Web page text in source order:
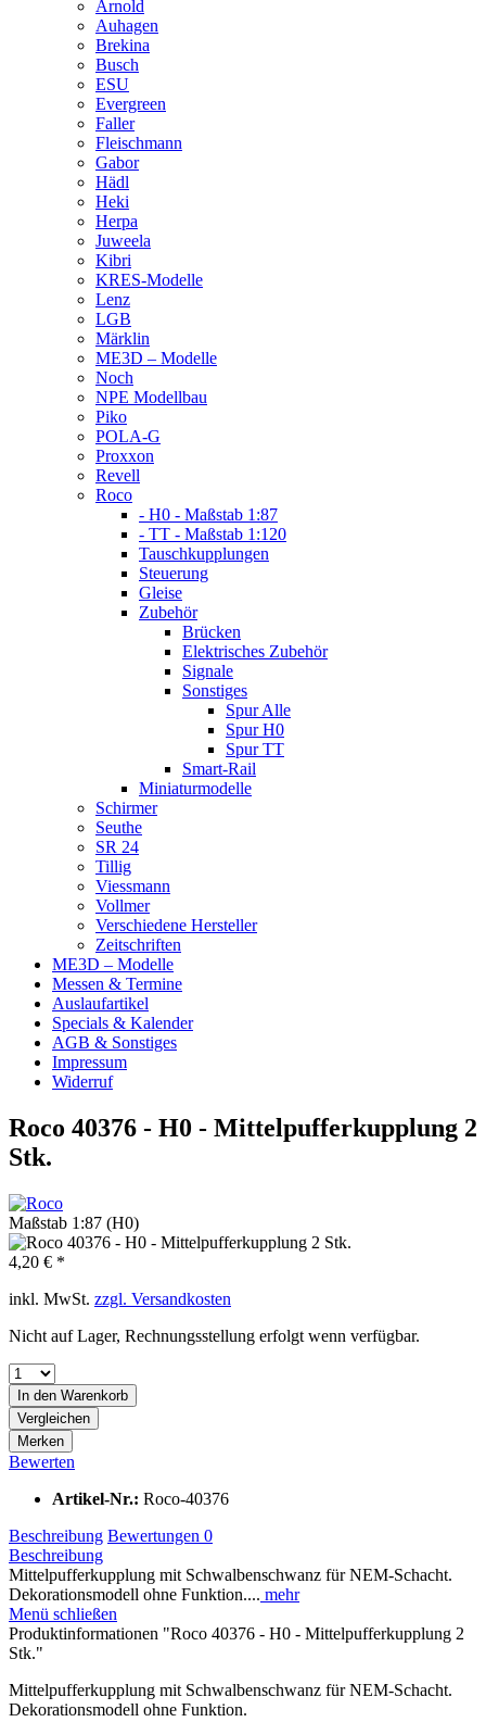
Arnold
Auhagen
Brekina
Busch
ESU
Evergreen
Faller
Fleischmann
Gabor
Hädl
Heki
Herpa
Juweela
Kibri
KRES-Modelle
Lenz
LGB
Märklin
ME3D – Modelle
Noch
NPE Modellbau
Piko
POLA-G
Proxxon
Revell
Roco
- H0 - Maßstab 1:87
- TT - Maßstab 1:120
Tauschkupplungen
Steuerung
Gleise
Zubehör
Brücken
Elektrisches Zubehör
Signale
Sonstiges
Spur Alle
Spur H0
Spur TT
Smart-Rail
Miniaturmodelle
Schirmer
Seuthe
SR 24
Tillig
Viessmann
Vollmer
Verschiedene Hersteller
Zeitschriften
ME3D – Modelle
Messen & Termine
Auslaufartikel
Specials & Kalender
AGB & Sonstiges
Impressum
Widerruf
Roco 40376 - H0 - Mittelpufferkupplung 2
Stk.
Maßstab 1:87 (H0)
4,20 € *
inkl. MwSt. zzgl. Versandkosten
Nicht auf Lager, Rechnungsstellung erfolgt wenn verfügbar.
In den Warenkorb
Vergleichen
Merken
Bewerten
Artikel-Nr.: Roco-40376
Beschreibung Bewertungen 0
Beschreibung
Mittelpufferkupplung mit Schwalbenschwanz für NEM-Schacht.
Dekorationsmodell ohne Funktion.... mehr
Menü schließen
Produktinformationen "Roco 40376 - H0 - Mittelpufferkupplung 2
Stk."
Mittelpufferkupplung mit Schwalbenschwanz für NEM-Schacht.
Dekorationsmodell ohne Funktion.